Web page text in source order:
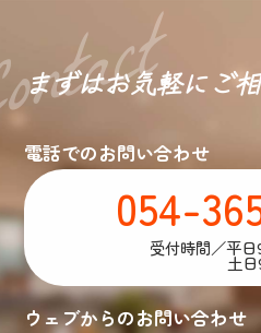
まずはお気軽にご
電話でのお問い合わせ
054-
受付時間／平
土
ウェブからのお問い合わせ